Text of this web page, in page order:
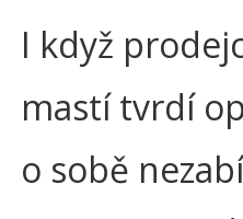
I když
mastí tvrdí
o sobě